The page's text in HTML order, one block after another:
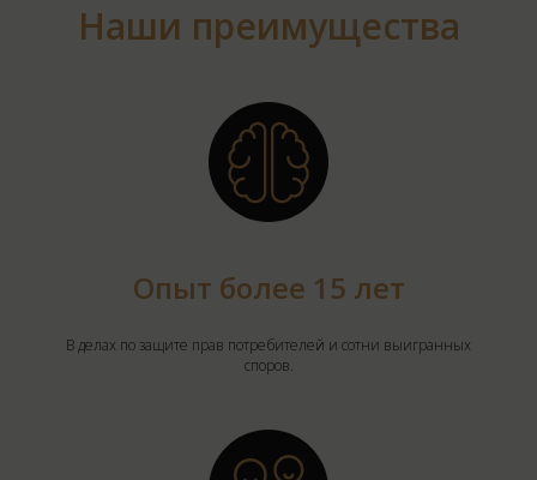
Наши преимущества
Опыт более 15 лет
В делах по защите прав потребителей и сотни выигранных
споров.